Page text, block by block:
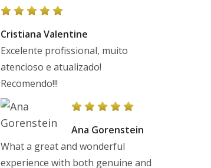
Cristiana Valentine
Excelente profissional, muito
atencioso e atualizado!
Recomendo!!!
Ana Gorenstein
What a great and wonderful
experience with both genuine and